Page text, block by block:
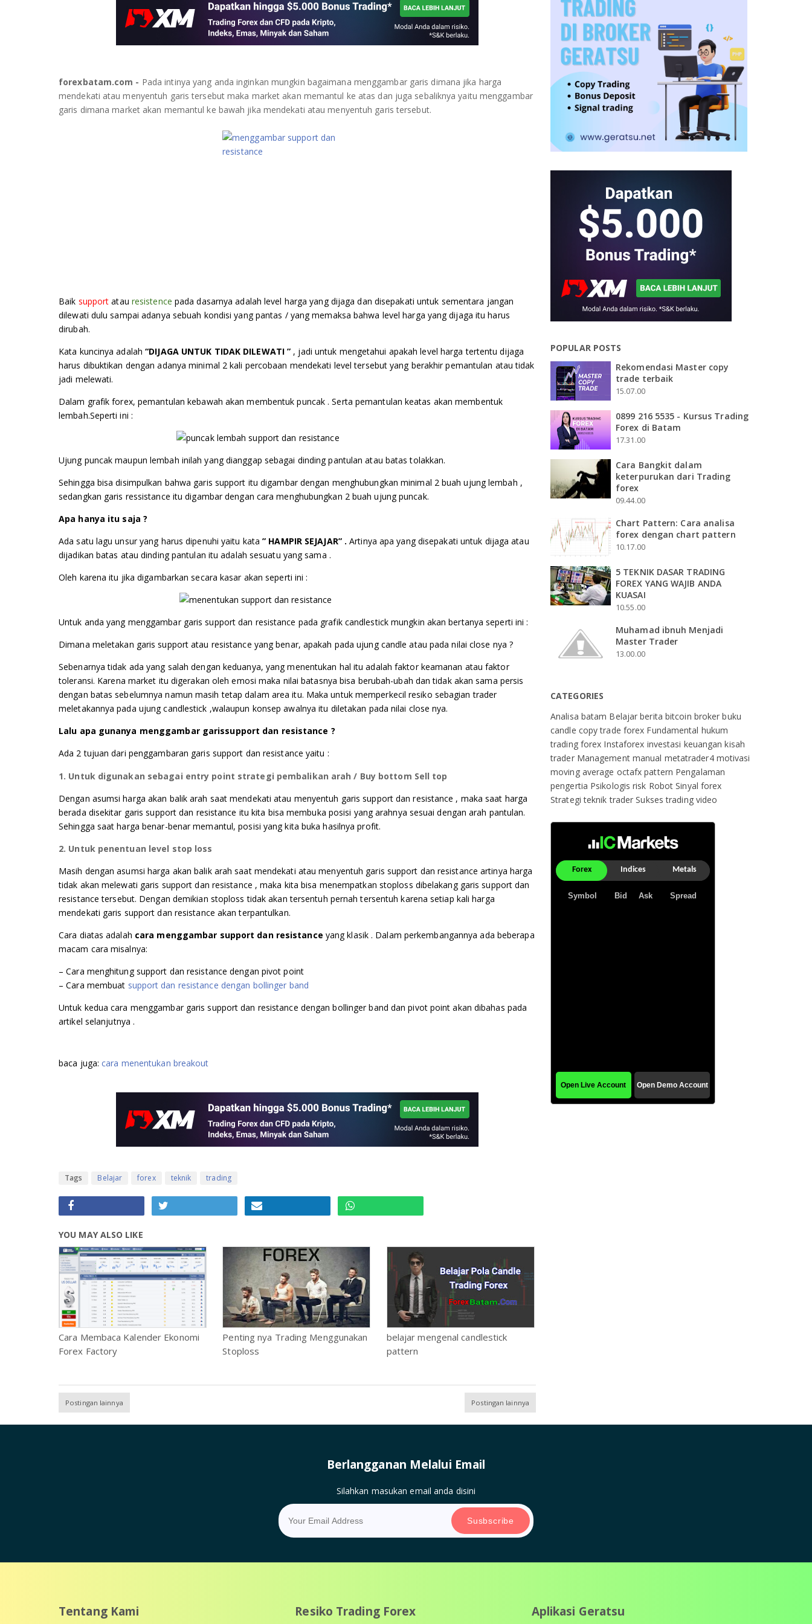
forexbatam.com - Pada intinya yang anda inginkan mungkin bagaimana menggambar garis dimana jika harga
mendekati atau menyentuh garis tersebut maka market akan memantul ke atas dan juga sebaliknya yaitu menggambar
garis dimana market akan memantul ke bawah jika mendekati atau menyentuh garis tersebut.
Baik support atau resistence pada dasarnya adalah level harga yang dijaga dan disepakati untuk sementara jangan
dilewati dulu sampai adanya sebuah kondisi yang pantas / yang memaksa bahwa level harga yang dijaga itu harus
dirubah.
Kata kuncinya adalah “DIJAGA UNTUK TIDAK DILEWATI” , jadi untuk mengetahui apakah level harga tertentu dijaga
harus dibuktikan dengan adanya minimal 2 kali percobaan mendekati level tersebut yang berakhir pemantulan atau tidak
jadi melewati.
Dalam grafik forex, pemantulan kebawah akan membentuk puncak . Serta pemantulan keatas akan membentuk
lembah.Seperti ini :
Ujung puncak maupun lembah inilah yang dianggap sebagai dinding pantulan atau batas tolakkan.
Sehingga bisa disimpulkan bahwa garis support itu digambar dengan menghubungkan minimal 2 buah ujung lembah ,
sedangkan garis ressistance itu digambar dengan cara menghubungkan 2 buah ujung puncak.
Apa hanya itu saja ?
Ada satu lagu unsur yang harus dipenuhi yaitu kata ” HAMPIR SEJAJAR” . Artinya apa yang disepakati untuk dijaga atau
dijadikan batas atau dinding pantulan itu adalah sesuatu yang sama .
Oleh karena itu jika digambarkan secara kasar akan seperti ini :
Untuk anda yang menggambar garis support dan resistance pada grafik candlestick mungkin akan bertanya seperti ini :
Dimana meletakan garis support atau resistance yang benar, apakah pada ujung candle atau pada nilai close nya ?
Sebenarnya tidak ada yang salah dengan keduanya, yang menentukan hal itu adalah faktor keamanan atau faktor
toleransi. Karena market itu digerakan oleh emosi maka nilai batasnya bisa berubah-ubah dan tidak akan sama persis
dengan batas sebelumnya namun masih tetap dalam area itu. Maka untuk memperkecil resiko sebagian trader
meletakannya pada ujung candlestick ,walaupun konsep awalnya itu diletakan pada nilai close nya.
Lalu apa gunanya menggambar garissupport dan resistance ?
Ada 2 tujuan dari penggambaran garis support dan resistance yaitu :
1. Untuk digunakan sebagai entry point strategi pembalikan arah / Buy bottom Sell top
Dengan asumsi harga akan balik arah saat mendekati atau menyentuh garis support dan resistance , maka saat harga
berada disekitar garis support dan resistance itu kita bisa membuka posisi yang arahnya sesuai dengan arah pantulan.
Sehingga saat harga benar-benar memantul, posisi yang kita buka hasilnya profit.
2. Untuk penentuan level stop loss
Masih dengan asumsi harga akan balik arah saat mendekati atau menyentuh garis support dan resistance artinya harga
tidak akan melewati garis support dan resistance , maka kita bisa menempatkan stoploss dibelakang garis support dan
resistance tersebut. Dengan demikian stoploss tidak akan tersentuh pernah tersentuh karena setiap kali harga
mendekati garis support dan resistance akan terpantulkan.
Cara diatas adalah cara menggambar support dan resistance yang klasik . Dalam perkembangannya ada beberapa
macam cara misalnya:
– Cara menghitung support dan resistance dengan pivot point
– Cara membuat support dan resistance dengan bollinger band
Untuk kedua cara menggambar garis support dan resistance dengan bollinger band dan pivot point akan dibahas pada
artikel selanjutnya .
baca juga:cara menentukan breakout
Tags Belajar forex teknik trading
YOU MAY ALSO LIKE
Cara Membaca Kalender Ekonomi
Forex Factory
Penting nya Trading Menggunakan
Stoploss
belajar mengenal candlestick
pattern
Postingan lainnya Postingan lainnya
POPULAR POSTS
Rekomendasi Master copy
trade terbaik
15.07.00
0899 216 5535 - Kursus Trading
Forex di Batam
17.31.00
Cara Bangkit dalam
keterpurukan dari Trading
forex
09.44.00
Chart Pattern: Cara analisa
forex dengan chart pattern
10.17.00
5 TEKNIK DASAR TRADING
FOREX YANG WAJIB ANDA
KUASAI
10.55.00
Muhamad ibnuh Menjadi
Master Trader
13.00.00
CATEGORIES
Analisa batam Belajarberita bitcoin brokerbuku
candle copy trade forex Fundamental hukum
trading forex Instaforex investasi keuangankisah
trader Management manual metatrader4 motivasi
moving average octafxpattern Pengalaman
pengertia Psikologisrisk RobotSinyal forex
Strategitekniktrader Suksestrading video
Berlangganan Melalui Email
Silahkan masukan email anda disini
Tentang Kami Resiko Trading Forex Aplikasi Geratsu